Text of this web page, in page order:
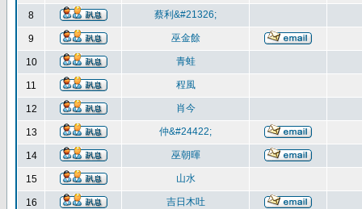
8 蔡利&#21326;
9 巫金餘
10 青蛙
11 程風
12 肖今
13 仲&#24422;
14 巫朝暉
15 山水
16 吉日木吐